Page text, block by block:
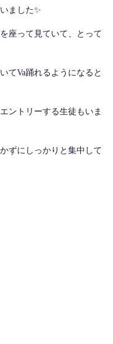
ました✨
座って見ていて、とって
てVa踊れるようになると
ントリーする生徒もいま
ずにしっかりと集中して